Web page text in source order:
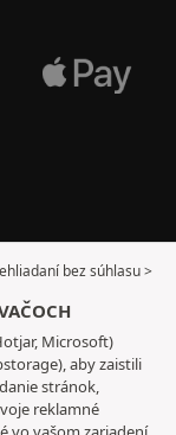
bez súhlasu >
Microsoft)
aby zaistili
stránok,
reklamné